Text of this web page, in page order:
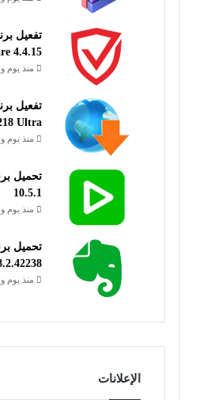
4.4.15
منذ يوم
Ultra
منذ يوم
10.5.1
منذ يوم
منذ يوم
الإعلانات